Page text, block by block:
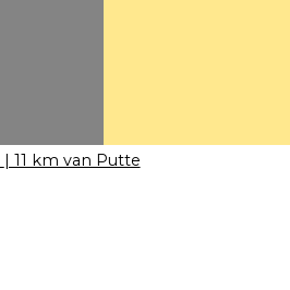
| 11 km van Putte